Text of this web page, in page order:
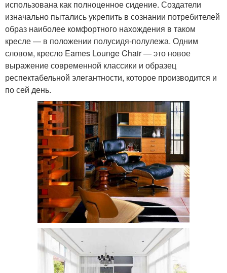
использована как полноценное сидение. Создатели
изначально пытались укрепить в сознании потребителей
образ наиболее комфортного нахождения в таком
кресле — в положении полусидя-полулежа. Одним
словом, кресло Eames Lounge Chair — это новое
выражение современной классики и образец
респектабельной элегантности, которое производится и
по сей день.